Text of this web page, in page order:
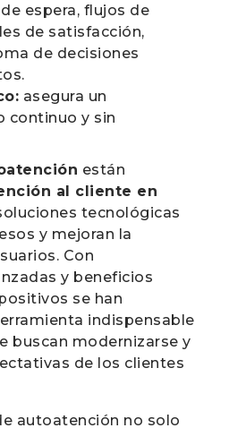
espera, flujos de
de satisfacción,
de decisiones
asegura un
continuo y sin
están
al cliente en
tecnológicas
y mejoran la
Con
y beneficios
se han
indispensable
buscan modernizarse y
de los clientes
autoatención no solo